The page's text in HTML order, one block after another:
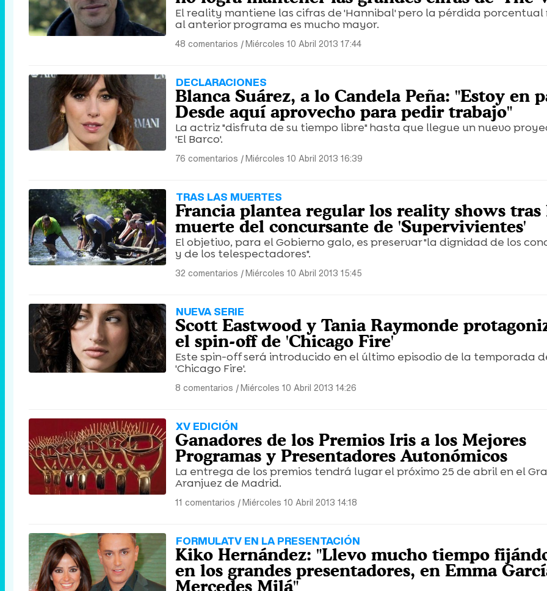
El reality mantiene las cifras de 'Hannibal' pero la pérdida porcentual
al anterior programa es mucho mayor.
48 comentarios |Miércoles 10 Abril 2013 17:44
DECLARACIONES
Blanca Suárez, a lo Candela Peña: "Estoy en
Desde aquí aprovecho para pedir trabajo"
La actriz "disfruta de su tiempo libre" hasta que llegue un nuevo
'El Barco'.
76 comentarios |Miércoles 10 Abril 2013 16:39
TRAS LAS MUERTES
Francia plantea regular los reality shows tras
muerte del concursante de 'Supervivientes'
El objetivo, para el Gobierno galo, es preservar "la dignidad de los
y de los telespectadores".
32 comentarios |Miércoles 10 Abril 2013 15:45
NUEVA SERIE
Scott Eastwood y Tania Raymonde
el spin-off de 'Chicago Fire'
Este spin-off será introducido en el último episodio de la temporada
'Chicago Fire'.
8 comentarios |Miércoles 10 Abril 2013 14:26
XV EDICIÓN
Ganadores de los Premios Iris a los Mejores
Programas y Presentadores Autonómicos
La entrega de los premios tendrá lugar el próximo 25 de abril en el
Aranjuez de Madrid.
11 comentarios |Miércoles 10 Abril 2013 14:18
FORMULATV EN LA PRESENTACIÓN
Kiko Hernández: "Llevo mucho tiempo
en los grandes presentadores, en Emma
Mercedes Milá"